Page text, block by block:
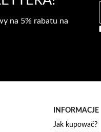
na 5% rabatu na
n
INFORMACJE
Jak kupować?